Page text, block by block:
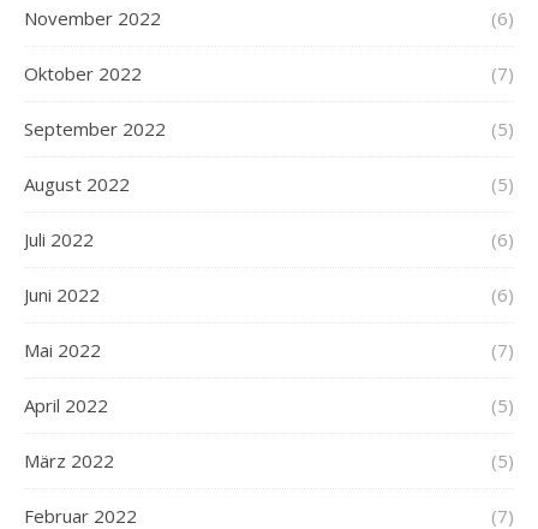
November 2022 (6)
Oktober 2022 (7)
September 2022 (5)
August 2022 (5)
Juli 2022 (6)
Juni 2022 (6)
Mai 2022 (7)
April 2022 (5)
März 2022 (5)
Februar 2022 (7)